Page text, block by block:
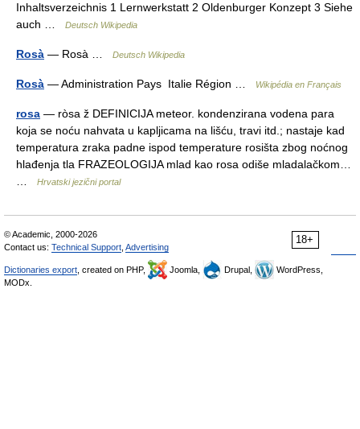
Inhaltsverzeichnis 1 Lernwerkstatt 2 Oldenburger Konzept 3 Siehe
auch …
Deutsch Wikipedia
Rosà — Rosà … Deutsch Wikipedia
Rosà — Administration Pays Italie Région … Wikipédia en Français
rosa — ròsa ž DEFINICIJA meteor. kondenzirana vodena para
koja se noću nahvata u kapljicama na lišću, travi itd.; nastaje kad
temperatura zraka padne ispod temperature rosišta zbog noćnog
hlađenja tla FRAZEOLOGIJA mlad kao rosa odiše mladalačkom…
Hrvatski jezični portal
18+
© Academic, 2000-2026
Contact us: Technical Support Advertising
Dictionaries export , created on PHP, Joomla, Drupal,
WordPress,
MODx.